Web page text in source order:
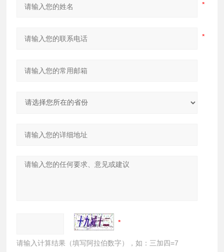
请输入计算结果（填写阿拉伯数字），如：三加四=7